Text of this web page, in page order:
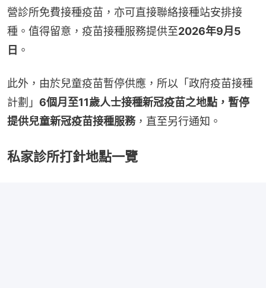
營診所免費接種疫苗，亦可直接聯絡接種站安排接
種。值得留意，疫苗接種服務提供至2026年9月5
日 。
此外，由於兒童疫苗暫停供應，所以「政府疫苗接種
計劃」 6個月至11歲人士接種新冠疫苗之地點，暫停
提供兒童新冠疫苗接種服務，直至另行通知。
私家診所打針地點一覽